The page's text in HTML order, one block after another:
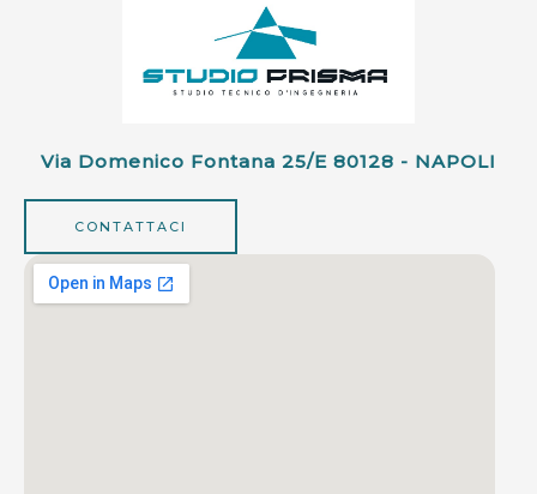
Via Domenico Fontana 25/e 80128 - NAPOLI
CONTATTACI